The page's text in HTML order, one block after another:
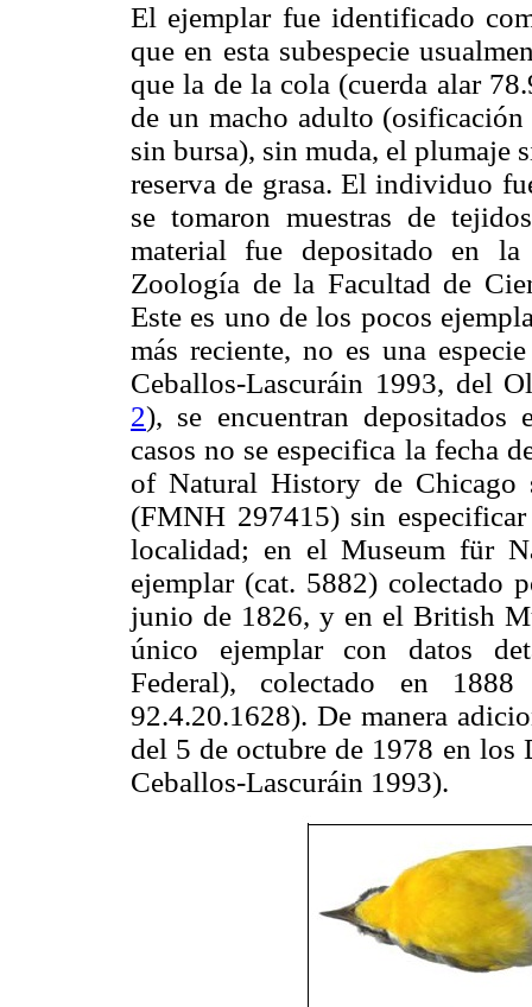
El ejemplar fue identificado
que en esta subespecie
que la de la cola (cuerda alar
de un macho adulto
sin bursa), sin muda, el plumaje
reserva de grasa. El individuo
se tomaron muestras de
material fue depositado en
Zoología de la Facultad de
Este es uno de los pocos
más reciente, no es una
Ceballos-Lascuráin 1993, del
2), se encuentran depositados
casos no se especifica la fecha
of Natural History de
(FMNH 297415) sin
localidad; en el Museum für
ejemplar (cat. 5882) colectado
junio de 1826, y en el British
único ejemplar con datos
Federal), colectado en
92.4.20.1628). De manera
del 5 de octubre de 1978 en los
Ceballos-Lascuráin 1993).